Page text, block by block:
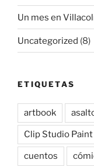
Un mes en
Uncategorized (8)
ETIQUETAS
artbook
Clip Studio Paint
cuentos